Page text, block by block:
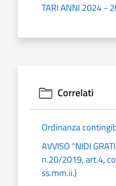
TARI ANNI 2024 -
Correlati
Ordinanza
AVVISO “NIDI
n.20/2019, art.4,
ss.mm.ii.)